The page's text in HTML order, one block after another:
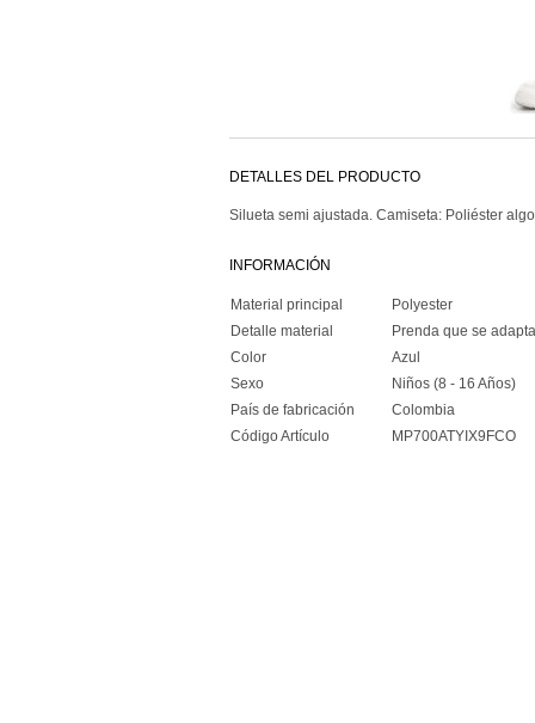
DETALLES DEL PRODUCTO
Silueta semi ajustada. Camiseta: Poliéster
INFORMACIÓN
Material principal
Polyester
Detalle material
Prenda que se
Color
Azul
Sexo
Niños (8 - 16 Años)
País de fabricación
Colombia
Código Artículo
MP700ATYIX9FCO